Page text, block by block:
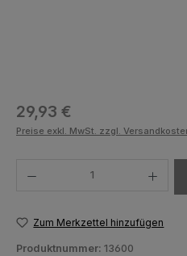
Regulärer Preis:
29,93 €
Preise exkl. MwSt. zzgl.
Zum Merkzettel hinzufügen
Produktnummer: 13600